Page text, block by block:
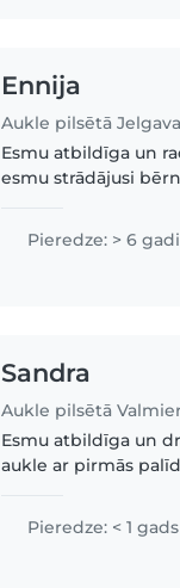
Ennija
Aukle pilsētā Jelgava
Esmu atbildīga un
esmu strādājusi
skolēna vecumam.
angļu un latviešu
radošā, gatavoju
Pieredze: > 6 gadi
Sandra
Aukle pilsētā
Esmu atbildīga un
aukle ar pirmās
pavadīt laiku ar
latviešu, angļu un
Pieredze: < 1 gads